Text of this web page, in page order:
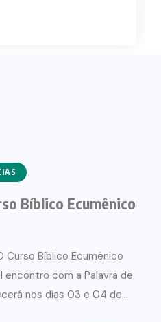
Bíblico Ecumênico
Curso Bíblico Ecumênico
com a Palavra de
nos dias 03 e 04 de...